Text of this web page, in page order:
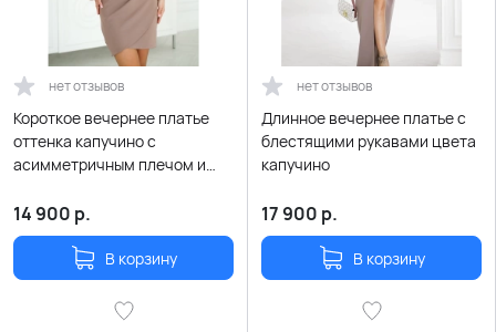
нет отзывов
Короткое вечернее платье
оттенка капучино с
асимметричным плечом и
14 900 р.
В корзину
нет отзывов
Длинное вечернее платье с
блестящими рукавами цвета
капучино
17 900 р.
В корзину